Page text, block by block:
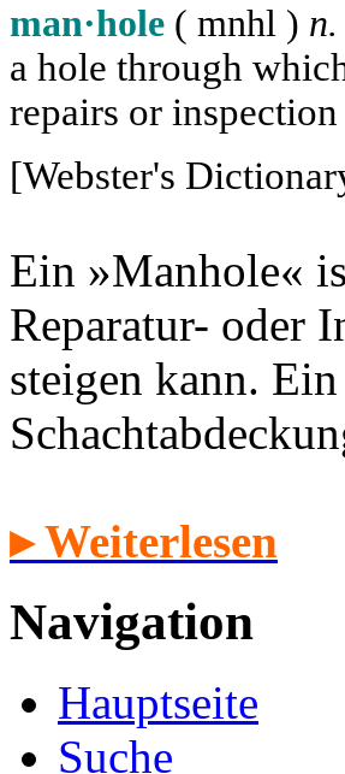
man·hole ( mnhl ) n.
a hole through
repairs or inspection
[Webster's
Ein »Manhole«
Reparatur- oder
steigen kann.
▸ Weiterlesen
Navigation
Hauptseite
Suche